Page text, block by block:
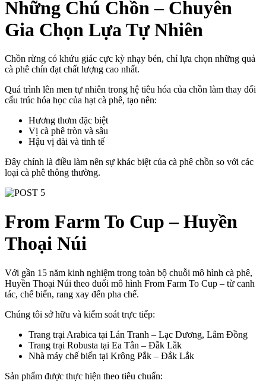
Những Chú Chồn – Chuyên
Gia Chọn Lựa Tự Nhiên
Chồn rừng có khứu giác cực kỳ nhạy bén, chỉ lựa chọn những quả
cà phê chín đạt chất lượng cao nhất.
Quá trình lên men tự nhiên trong hệ tiêu hóa của chồn làm thay đổi
cấu trúc hóa học của hạt cà phê, tạo nên:
Hương thơm đặc biệt
Vị cà phê tròn và sâu
Hậu vị dài và tinh tế
Đây chính là điều làm nên sự khác biệt của cà phê chồn so với các
loại cà phê thông thường.
From Farm To Cup – Huyền
Thoại Núi
Với gần 15 năm kinh nghiệm trong toàn bộ chuỗi mô hình cà phê,
Huyền Thoại Núi theo đuổi mô hình From Farm To Cup – từ canh
tác, chế biến, rang xay đến pha chế.
Chúng tôi sở hữu và kiểm soát trực tiếp:
Trang trại Arabica tại Lán Tranh – Lạc Dương, Lâm Đồng
Trang trại Robusta tại Ea Tân – Đắk Lắk
Nhà máy chế biến tại Krông Pắk – Đắk Lắk
Sản phẩm được thực hiện theo tiêu chuẩn: